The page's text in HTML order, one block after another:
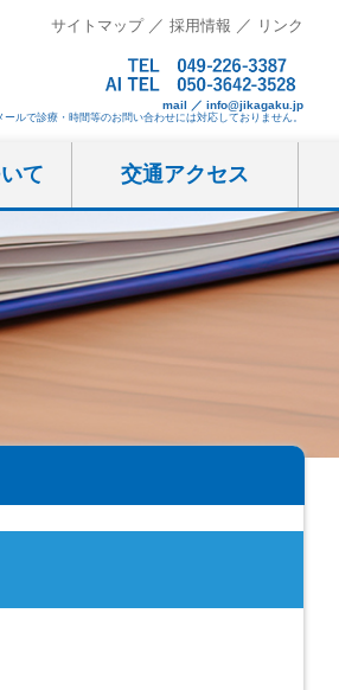
サイトマップ／ 採用情報 ／ リンク
mail ／ info@jikagaku.jp
ルで診療・時間等のお問い合わせには対応しておりません。
て 交通アクセス